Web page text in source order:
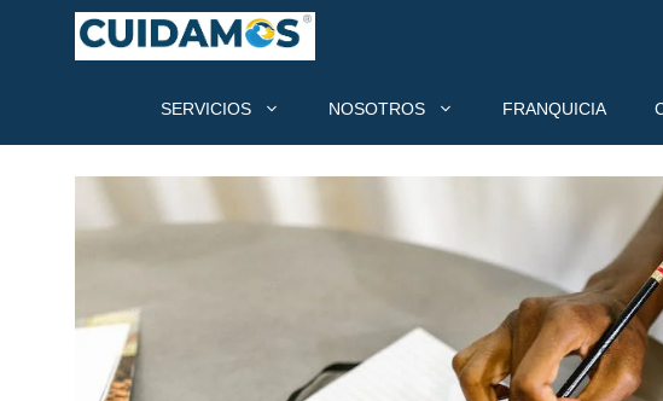
SERVICIOS NOSOTROS FRANQUICIA